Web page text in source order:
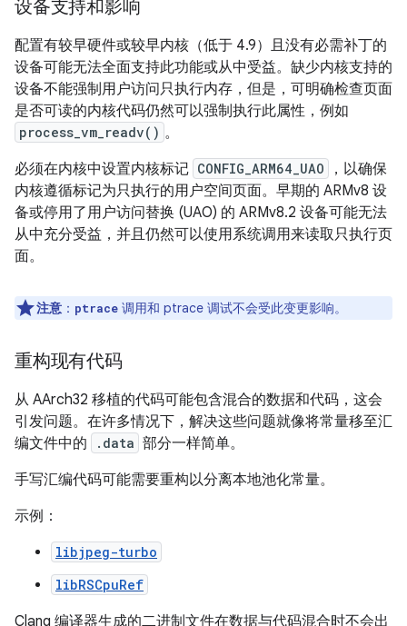
设备支持和影响
配置有较早硬件或较早内核（低于 4.9）且没有必需补丁的
设备可能无法全面支持此功能或从中受益。缺少内核支持的
设备不能强制用户访问只执行内存，但是，可明确检查页面
是否可读的内核代码仍然可以强制执行此属性，例如
process_vm_readv() 。
必须在内核中设置内核标记 CONFIG_ARM64_UAO
，以确保
内核遵循标记为只执行的用户空间页面。早期的 ARMv8 设
备或停用了用户访问替换 (UAO) 的 ARMv8.2 设备可能无法
从中充分受益，并且仍然可以使用系统调用来读取只执行页
面。
注意 ： ptrace 调用和 ptrace 调试不会受此变更影响。
重构现有代码
从 AArch32 移植的代码可能包含混合的数据和代码，这会
引发问题。在许多情况下，解决这些问题就像将常量移至汇
编文件中的
.data 部分一样简单。
手写汇编代码可能需要重构以分离本地池化常量。
示例：
libjpeg-turbo
libRSCpuRef
Clang 编译器生成的二进制文件在数据与代码混合时不会出